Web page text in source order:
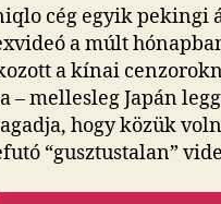
cég egyik pekingi
a múlt
a kínai
– mellesleg Japán
hogy közük
“gusztustalan”